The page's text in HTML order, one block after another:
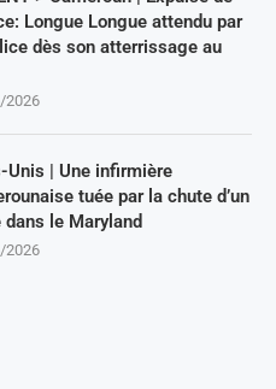
Longue Longue attendu par
dès son atterrissage au
2026
Unis | Une infirmière
tuée par la chute d’un
dans le Maryland
2026